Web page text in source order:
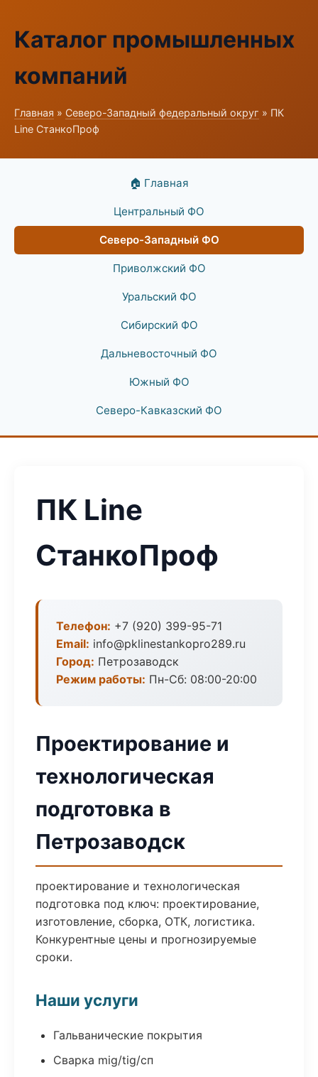
Каталог промышленных
компаний
Главная » Северо-Западный федеральный округ » ПК
Line СтанкоПроф
🏠 Главная
Центральный ФО
Северо-Западный ФО
Приволжский ФО
Уральский ФО
Сибирский ФО
Дальневосточный ФО
Южный ФО
Северо-Кавказский ФО
ПК Line
СтанкоПроф
Телефон: +7 (920) 399-95-71
Email: info@pklinestankopro289.ru
Город: Петрозаводск
Режим работы: Пн-Сб: 08:00-20:00
Проектирование и
технологическая
подготовка в
Петрозаводск
проектирование и технологическая
подготовка под ключ: проектирование,
изготовление, сборка, ОТК, логистика.
Конкурентные цены и прогнозируемые
сроки.
Наши услуги
Гальванические покрытия
Сварка mig/tig/сп